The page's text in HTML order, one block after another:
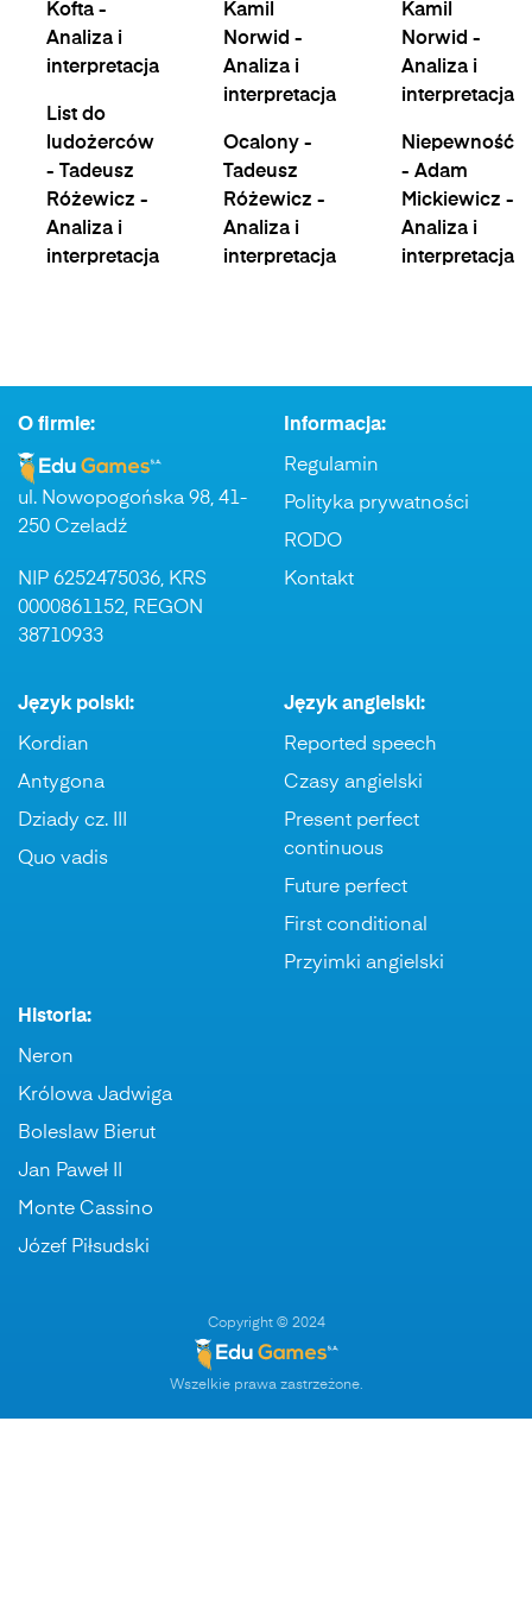
Kofta -
Analiza i
interpretacja
List do
ludożerców
- Tadeusz
Różewicz -
Analiza i
interpretacja
Kamil
Norwid -
Analiza i
interpretacja
Ocalony -
Tadeusz
Różewicz -
Analiza i
interpretacja
Kamil
Norwid -
Analiza i
interpretacja
Niepewność
- Adam
Mickiewicz -
Analiza i
interpretacja
O firmie:
ul. Nowopogońska 98, 41-
250 Czeladź
NIP 6252475036, KRS
0000861152, REGON
38710933
Informacja:
Regulamin
Polityka prywatności
RODO
Kontakt
Język polski:
Kordian
Antygona
Dziady cz. III
Quo vadis
Język angielski:
Reported speech
Czasy angielski
Present perfect
continuous
Future perfect
First conditional
Przyimki angielski
Historia:
Neron
Królowa Jadwiga
Boleslaw Bierut
Jan Paweł II
Monte Cassino
Józef Piłsudski
Copyright © 2024
Wszelkie prawa zastrzeżone.